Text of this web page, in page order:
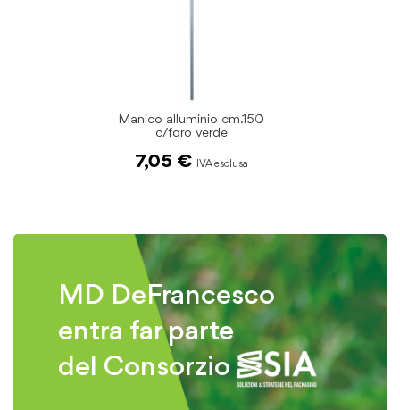
Manico alluminio cm.150
c/foro verde
7,05 €
MD DeFrancesco
entra far parte
del Consorzio